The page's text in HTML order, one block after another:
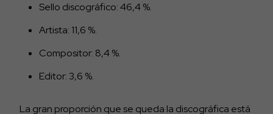
Sello discográfico: 46,4 %.
Artista: 11,6 %.
Compositor: 8,4 %.
Editor: 3,6 %.
La gran proporción que se queda la discográfica está